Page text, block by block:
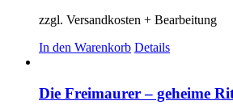
zzgl. Versandkosten + Bearbeitung
In den Warenkorb Details
Die Freimaurer – geheime